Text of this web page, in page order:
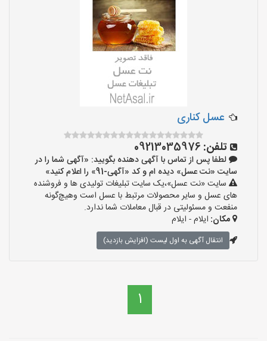
عسل کناری
تلفن: 09213035976
لطفا پس از تماس با آگهی دهنده بگویید: «آگهی شما را در
سایت «نت عسل» دیده ام و کد «آگهی-91» را اعلام کنید»
سایت «نت عسل»،یک سایت تبلیغات تولیدی ها و فروشنده
های عسل و سایر محصولات مرتبط با عسل است وهیچ‌گونه
منفعت و مسئولیتی در قبال معاملات شما ندارد.
مکان: ایلام - ایلام
انتقال آگهی به اول لیست (افزایش بازدید)
1